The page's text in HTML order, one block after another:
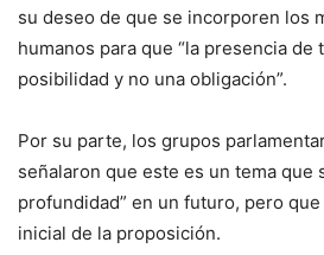
su deseo de que se incorporen los
humanos para que “la presencia de
posibilidad y no una obligación”.
Por su parte, los grupos
señalaron que este es un tema que
profundidad” en un futuro, pero
inicial de la proposición.